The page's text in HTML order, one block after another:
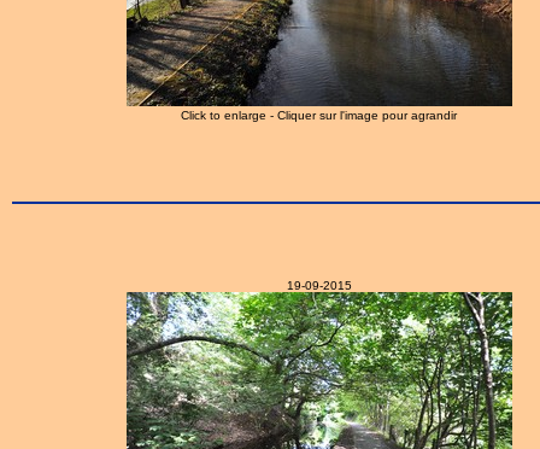
Click to enlarge - Cliquer sur l'image pour agrandir
19-09-2015